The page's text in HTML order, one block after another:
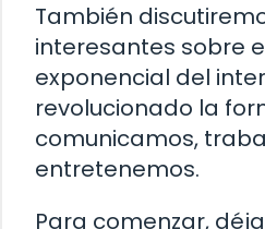
También
interesantes sobre
exponencial del
revolucionado la
comunicamos,
entretenemos.
Para comenzar,